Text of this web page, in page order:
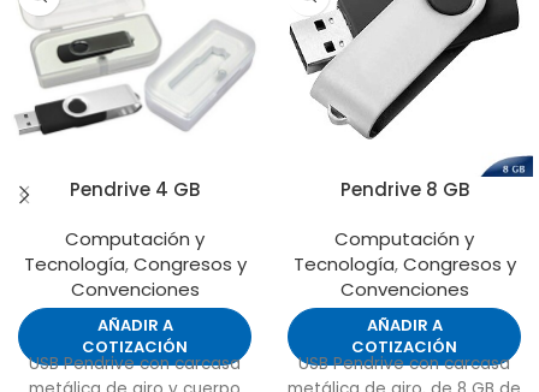
Pendrive 4 GB
Computación y
Tecnología,Congresos y
Convenciones
AÑADIR A
COTIZACIÓN
USB Pendrive con carcasa
Pendrive 8 GB
Computación y
Tecnología,Congresos y
Convenciones
AÑADIR A
COTIZACIÓN
USB Pendrive con carcasa